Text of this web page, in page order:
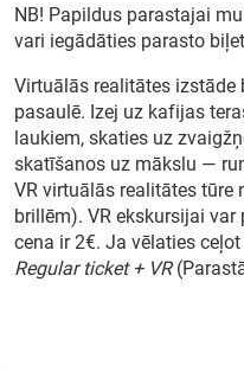
NB! Papildus parastajai
vari iegādāties parasto
Virtuālās realitātes izstāde
pasaulē. Izej uz kafijas
laukiem, skaties uz
skatīšanos uz mākslu —
VR virtuālās realitātes tūre
brillēm). VR ekskursijai
cena ir 2€. Ja vēlaties
Regular ticket + VR